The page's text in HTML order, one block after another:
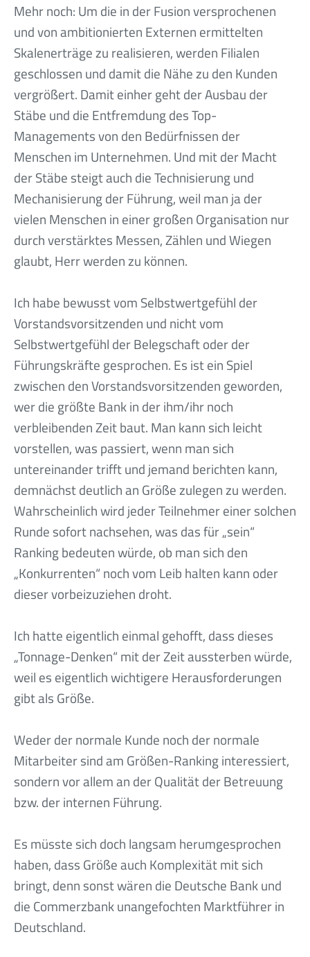
Mehr noch: Um die in der Fusion versprochenen
und von ambitionierten Externen ermittelten
Skalenerträge zu realisieren, werden Filialen
geschlossen und damit die Nähe zu den Kunden
vergrößert. Damit einher geht der Ausbau der
Stäbe und die Entfremdung des Top-
Managements von den Bedürfnissen der
Menschen im Unternehmen. Und mit der Macht
der Stäbe steigt auch die Technisierung und
Mechanisierung der Führung, weil man ja der
vielen Menschen in einer großen Organisation nur
durch verstärktes Messen, Zählen und Wiegen
glaubt, Herr werden zu können.
Ich habe bewusst vom Selbstwertgefühl der
Vorstandsvorsitzenden und nicht vom
Selbstwertgefühl der Belegschaft oder der
Führungskräfte gesprochen. Es ist ein Spiel
zwischen den Vorstandsvorsitzenden geworden,
wer die größte Bank in der ihm/ihr noch
verbleibenden Zeit baut. Man kann sich leicht
vorstellen, was passiert, wenn man sich
untereinander trifft und jemand berichten kann,
demnächst deutlich an Größe zulegen zu werden.
Wahrscheinlich wird jeder Teilnehmer einer solchen
Runde sofort nachsehen, was das für „sein“
Ranking bedeuten würde, ob man sich den
„Konkurrenten“ noch vom Leib halten kann oder
dieser vorbeizuziehen droht.
Ich hatte eigentlich einmal gehofft, dass dieses
„Tonnage-Denken“ mit der Zeit aussterben würde,
weil es eigentlich wichtigere Herausforderungen
gibt als Größe.
Weder der normale Kunde noch der normale
Mitarbeiter sind am Größen-Ranking interessiert,
sondern vor allem an der Qualität der Betreuung
bzw. der internen Führung.
Es müsste sich doch langsam herumgesprochen
haben, dass Größe auch Komplexität mit sich
bringt, denn sonst wären die Deutsche Bank und
die Commerzbank unangefochten Marktführer in
Deutschland.